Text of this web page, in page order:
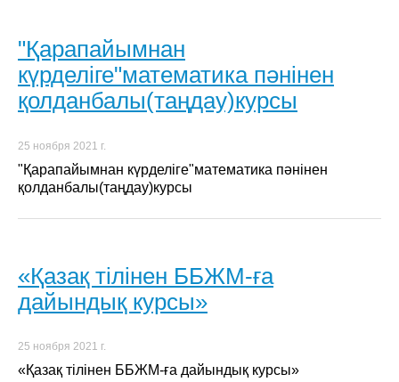
"Қарапайымнан
күрделіге"математика пәнінен
қолданбалы(таңдау)курсы
25 ноября 2021 г.
"Қарапайымнан күрделіге"математика пәнінен
қолданбалы(таңдау)курсы
«Қазақ тілінен ББЖМ-ға
дайындық курсы»
25 ноября 2021 г.
«Қазақ тілінен ББЖМ-ға дайындық курсы»